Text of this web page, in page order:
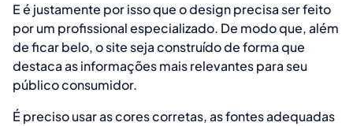
E é justamente por isso que o design precisa ser feito
por um profissional especializado. De modo que, além
de ficar belo, o site seja construído de forma que
destaca as informações mais relevantes para seu
público consumidor.
É preciso usar as cores corretas, as fontes adequadas